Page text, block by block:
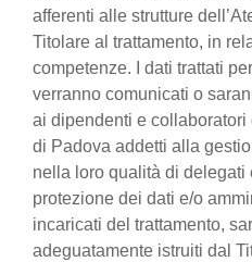
afferenti alle strutture
Titolare al trattamento, in
competenze. I dati trattati
verranno comunicati o
ai dipendenti e collaboratori
di Padova addetti alla
nella loro qualità di delegati
protezione dei dati e/o
incaricati del trattamento,
adeguatamente istruiti dal